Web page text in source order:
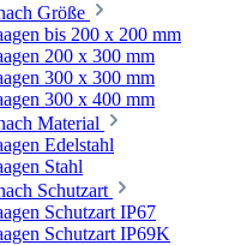
Größe
bis 200 x 200 mm
200 x 300 mm
300 x 300 mm
300 x 400 mm
Material
Edelstahl
Stahl
Schutzart
Schutzart IP67
Schutzart IP69K